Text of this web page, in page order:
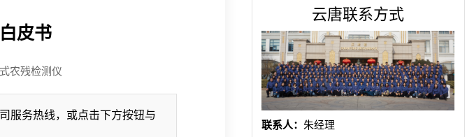
皮书
农残检测仪
服务热线，或点击下方按钮与
云唐联系方式
联系人： 朱经理